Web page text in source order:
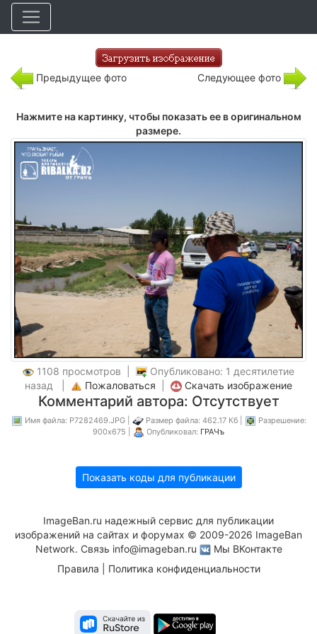
Предыдущее фото Следующее фото
Нажмите на картинку, чтобы показать ее в оригинальном
размере.
1108 просмотров |
Опубликовано: 1 десятилетие
назад |
Пожаловаться Скачать изображение
Комментарий автора: Отсутствует
Имя файла: P7282469.JPG | Размер файла: 462.17 Кб |
Разрешение:
900x675 |
Опубликовал: ГРАЧъ
Показать коды для публикации
ImageBan.ru надежный сервис для публикации
изображений на сайтах и форумах © 2009-2026 ImageBan
Network. Связь info@imageban.ru
Мы ВКонтакте
Правила
Политика конфиденциальности